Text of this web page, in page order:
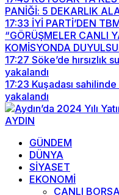
PANİĞİ: 5 DEKARLIK
17:33 İYİ PARTİ’DEN
“GÖRÜŞMELER CANLI
KOMİSYONDA
17:27 Söke’de hırsızlık
yakalandı
17:23 Kuşadası
yakalandı
GÜNDEM
DÜNYA
SİYASET
EKONOMİ
CANLI BORSA